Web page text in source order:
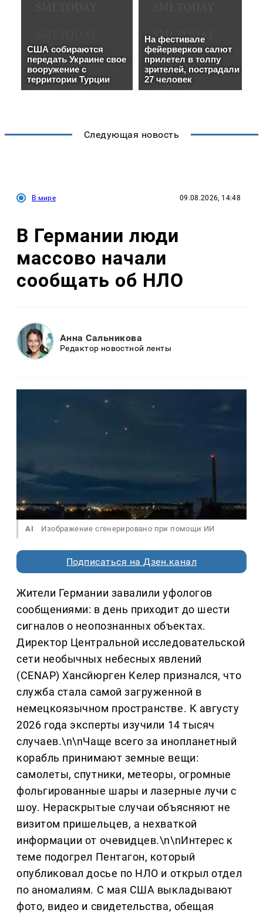
Следующая новость
В мире 09.08.2026, 14:48
В Германии люди
массово начали
сообщать об НЛО
Анна Сальникова
Редактор новостной ленты
AI Изображение сгенерировано при помощи ИИ
Подписаться на Дзен.канал
Жители Германии завалили уфологов
сообщениями: в день приходит до шести
сигналов о неопознанных объектах.
Директор Центральной исследовательской
сети необычных небесных явлений
(CENAP) Хансйюрген Келер признался, что
служба стала самой загруженной в
немецкоязычном пространстве. К августу
2026 года эксперты изучили 14 тысяч
случаев.\n\nЧаще всего за инопланетный
корабль принимают земные вещи:
самолеты, спутники, метеоры, огромные
фольгированные шары и лазерные лучи с
шоу. Нераскрытые случаи объясняют не
визитом пришельцев, а нехваткой
информации от очевидцев.\n\nИнтерес к
теме подогрел Пентагон, который
опубликовал досье по НЛО и открыл отдел
по аномалиям. С мая США выкладывают
фото, видео и свидетельства, обещая